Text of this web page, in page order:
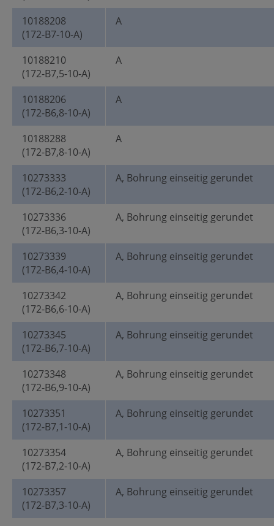
10188208
(172-B7-10-A)
A
10188210
(172-B7,5-10-A)
A
10188206
(172-B6,8-10-A)
A
10188288
(172-B7,8-10-A)
A
10273333
(172-B6,2-10-A)
A, Bohrung einseitig gerundet
10273336
(172-B6,3-10-A)
A, Bohrung einseitig gerundet
10273339
(172-B6,4-10-A)
A, Bohrung einseitig gerundet
10273342
(172-B6,6-10-A)
A, Bohrung einseitig gerundet
10273345
(172-B6,7-10-A)
A, Bohrung einseitig gerundet
10273348
(172-B6,9-10-A)
A, Bohrung einseitig gerundet
10273351
(172-B7,1-10-A)
A, Bohrung einseitig gerundet
10273354
(172-B7,2-10-A)
A, Bohrung einseitig gerundet
10273357
(172-B7,3-10-A)
A, Bohrung einseitig gerundet